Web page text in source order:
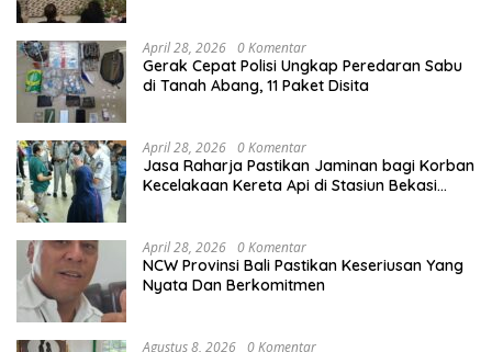
April 28, 2026 0 Komentar
Gerak Cepat Polisi Ungkap Peredaran Sabu
di Tanah Abang, 11 Paket Disita
April 28, 2026 0 Komentar
Jasa Raharja Pastikan Jaminan bagi Korban
Kecelakaan Kereta Api di Stasiun Bekasi
April 28, 2026 0 Komentar
NCW Provinsi Bali Pastikan Keseriusan Yang
Nyata Dan Berkomitmen
Agustus 8, 2026 0 Komentar